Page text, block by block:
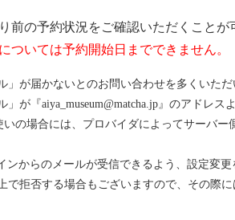
前の予約状況をご確認いただくことが
いては予約開始日までできません。
が届かないとのお問い合わせを多くいただ
が『aiya_museum@matcha.jp』のアドレス
いの場合には、プロバイダによってサーバ
ンからのメールが受信できるよう、設定変更
で拒否する場合もございますので、その際